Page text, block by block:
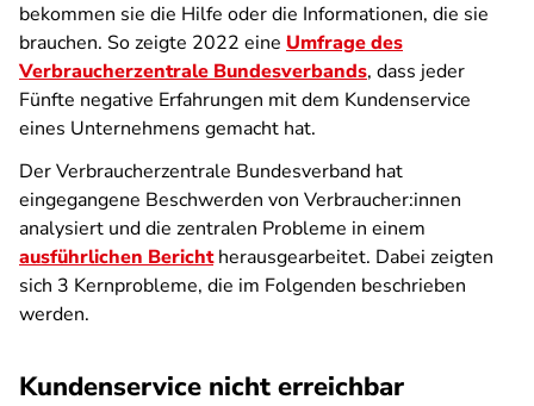
bekommen sie die Hilfe oder die Informationen, die sie
brauchen. So zeigte 2022 eine Umfrage des
Verbraucherzentrale Bundesverbands, dass jeder
Fünfte negative Erfahrungen mit dem Kundenservice
eines Unternehmens gemacht hat.
Der Verbraucherzentrale Bundesverband hat
eingegangene Beschwerden von Verbraucher:innen
analysiert und die zentralen Probleme in einem
ausführlichen Berichtherausgearbeitet. Dabei zeigten
sich 3 Kernprobleme, die im Folgenden beschrieben
werden.
Kundenservice nicht erreichbar